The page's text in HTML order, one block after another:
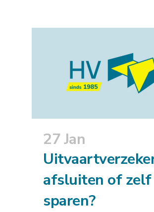
27 Jan
afsluiten of zelf
sparen?